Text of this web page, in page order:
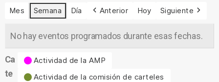
Mes Semana Día Anterior Hoy Siguiente
No hay eventos programados durante esas fechas.
Ca
te
Actividad de la AMP
Actividad de la comisión de carteles